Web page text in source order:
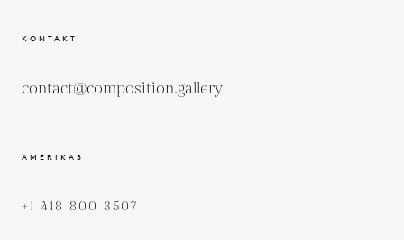
KONTAKT
contact@composition.gallery
AMERIKAS
+1 418 800 3507